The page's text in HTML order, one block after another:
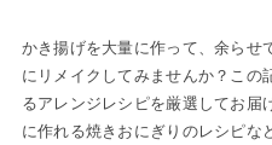
かき揚げを大量に作って、余ら
にリメイクしてみませんか？この
るアレンジレシピを厳選してお
に作れる焼きおにぎりのレシピ